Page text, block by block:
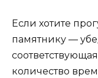
Если хотите
памятнику —
количество